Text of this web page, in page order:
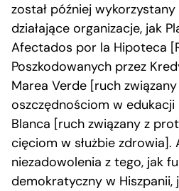
został później
działające organizacje, jak
Afectados por la Hipoteca
Poszkodowanych przez
Marea Verde [ruch
oszczędnościom w edukacji
Blanca [ruch związany z
cięciom w służbie zdrowia].
niezadowolenia z tego, jak
demokratyczny w Hiszpanii,